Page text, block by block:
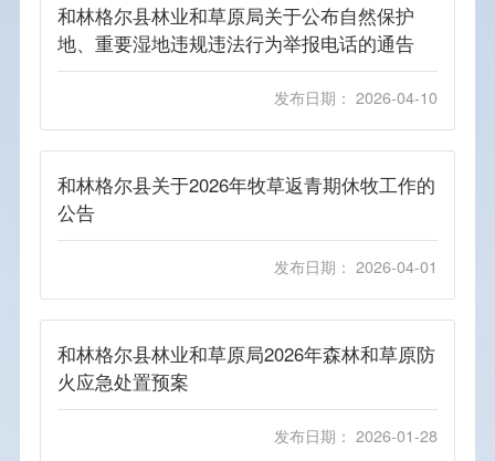
权责清单
和林格尔县林业和草原局关于公布自然保护
地、重要湿地违规违法行为举报电话的通告
发布日期： 2026-04-10
和林格尔县关于2026年牧草返青期休牧工作的
公告
发布日期： 2026-04-01
和林格尔县林业和草原局2026年森林和草原防
火应急处置预案
发布日期： 2026-01-28